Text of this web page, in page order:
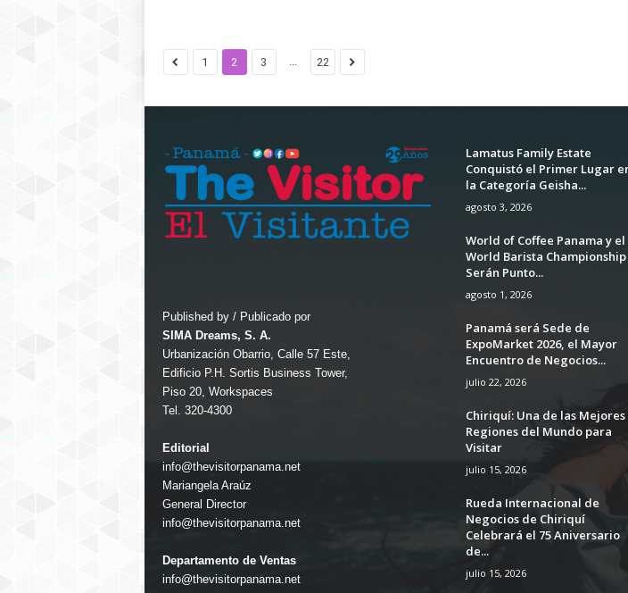
1 2 3 ... 22
Published by / Publicado por
SIMA Dreams, S. A.
Urbanización Obarrio, Calle 57 Este,
Edificio P.H. Sortis Business Tower,
Piso 20, Workspaces
Tel. 320-4300
Editorial
info@thevisitorpanama.net
Mariangela Araúz
General Director
info@thevisitorpanama.net
Departamento de Ventas
info@thevisitorpanama.net
Lamatus Family Estate
Conquistó el Primer Lugar
la Categoría Geisha...
agosto 3, 2026
World of Coffee Panama y el
World Barista Championship
Serán Punto...
agosto 1, 2026
Panamá será Sede de
ExpoMarket 2026, el Mayor
Encuentro de Negocios...
julio 22, 2026
Chiriquí: Una de las Mejores
Regiones del Mundo para
Visitar
julio 15, 2026
Rueda Internacional de
Negocios de Chiriquí
Celebrará el 75 Aniversario
de...
julio 15, 2026